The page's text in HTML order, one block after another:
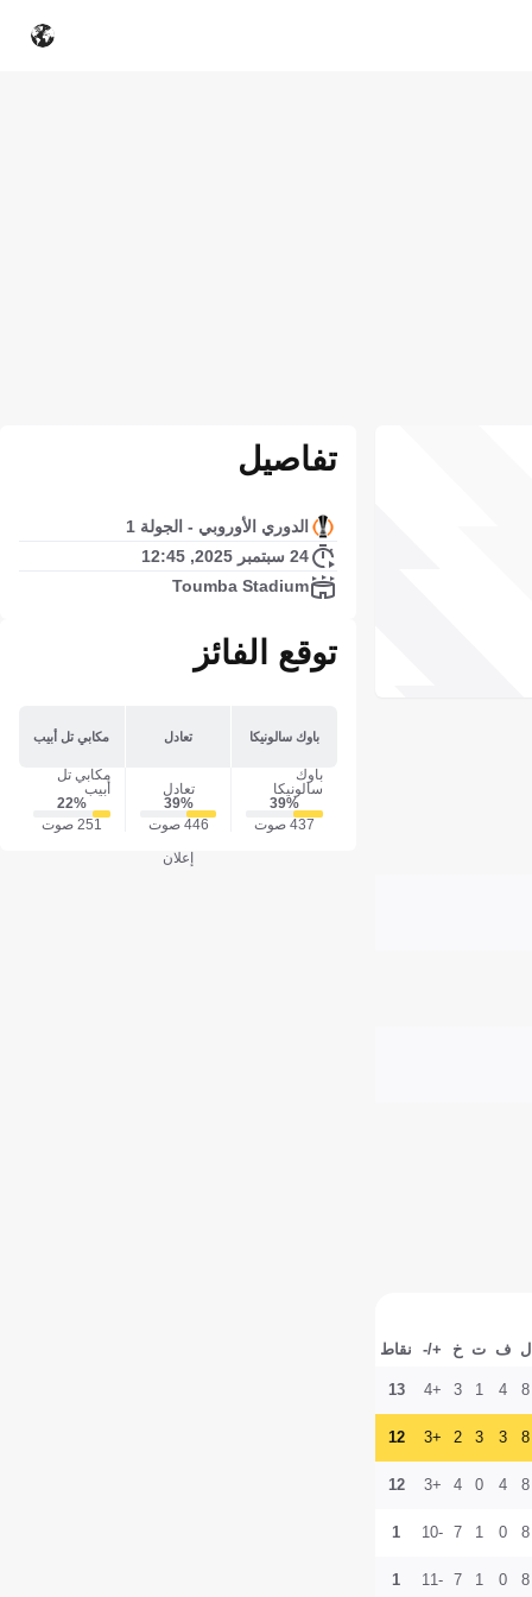
ل ف ت خ +/- نقاط
8
4
1
3
+4
13
8
3
3
2
+3
12
8
4
0
4
+3
12
8
0
1
7
-10
1
8
0
1
7
-11
1
تفاصيل
الدوري الأوروبي - الجولة 1
24 سبتمبر 2025, 12:45
Toumba Stadium
توقع الفائز
باوك سالونيكا تعادل مكابي تل أبيب
باوك
سالونيكا
39‎%‎
437 صوت
تعادل
39‎%‎
446 صوت
مكابي تل
أبيب
22‎%‎
251 صوت
إعلان